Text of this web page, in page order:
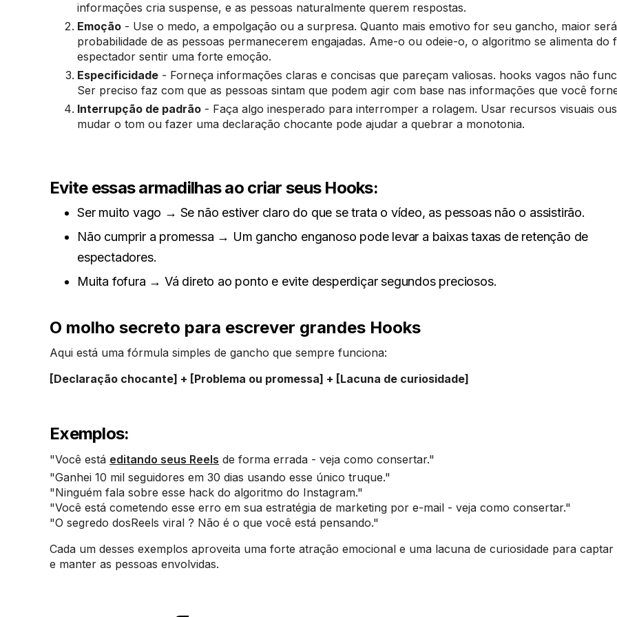
informações cria suspense, e as pessoas naturalmente querem respostas.
Emoção - Use o medo, a empolgação ou a surpresa. Quanto mais emotivo for seu gancho, maior
probabilidade de as pessoas permanecerem engajadas. Ame-o ou odeie-o, o algoritmo se alimenta do
espectador sentir uma forte emoção.
Especificidade - Forneça informações claras e concisas que pareçam valiosas. hooks vagos não
Ser preciso faz com que as pessoas sintam que podem agir com base nas informações que você
Interrupção de padrão - Faça algo inesperado para interromper a rolagem. Usar recursos visuais
mudar o tom ou fazer uma declaração chocante pode ajudar a quebrar a monotonia.
Evite essas armadilhas ao criar seus Hooks:
Ser muito vago → Se não estiver claro do que se trata o vídeo, as pessoas não o assistirão.
Não cumprir a promessa → Um gancho enganoso pode levar a baixas taxas de retenção de
espectadores.
Muita fofura → Vá direto ao ponto e evite desperdiçar segundos preciosos.
O molho secreto para escrever grandes Hooks
Aqui está uma fórmula simples de gancho que sempre funciona:
[Declaração chocante] + [Problema ou promessa] + [Lacuna de curiosidade]
Exemplos:
"Você está editando seus Reels de forma errada - veja como consertar."
"Ganhei 10 mil seguidores em 30 dias usando esse único truque."
"Ninguém fala sobre esse hack do algoritmo do Instagram."
"Você está cometendo esse erro em sua estratégia de marketing por e-mail - veja como consertar."
"O segredo dosReels viral ? Não é o que você está pensando."
Cada um desses exemplos aproveita uma forte atração emocional e uma lacuna de curiosidade para captar
e manter as pessoas envolvidas.